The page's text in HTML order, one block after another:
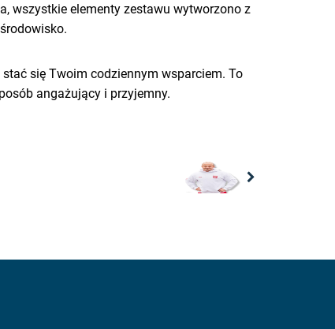
wszystkie elementy zestawu wytworzono z
się Twoim codziennym wsparciem. To
angażujący i przyjemny.